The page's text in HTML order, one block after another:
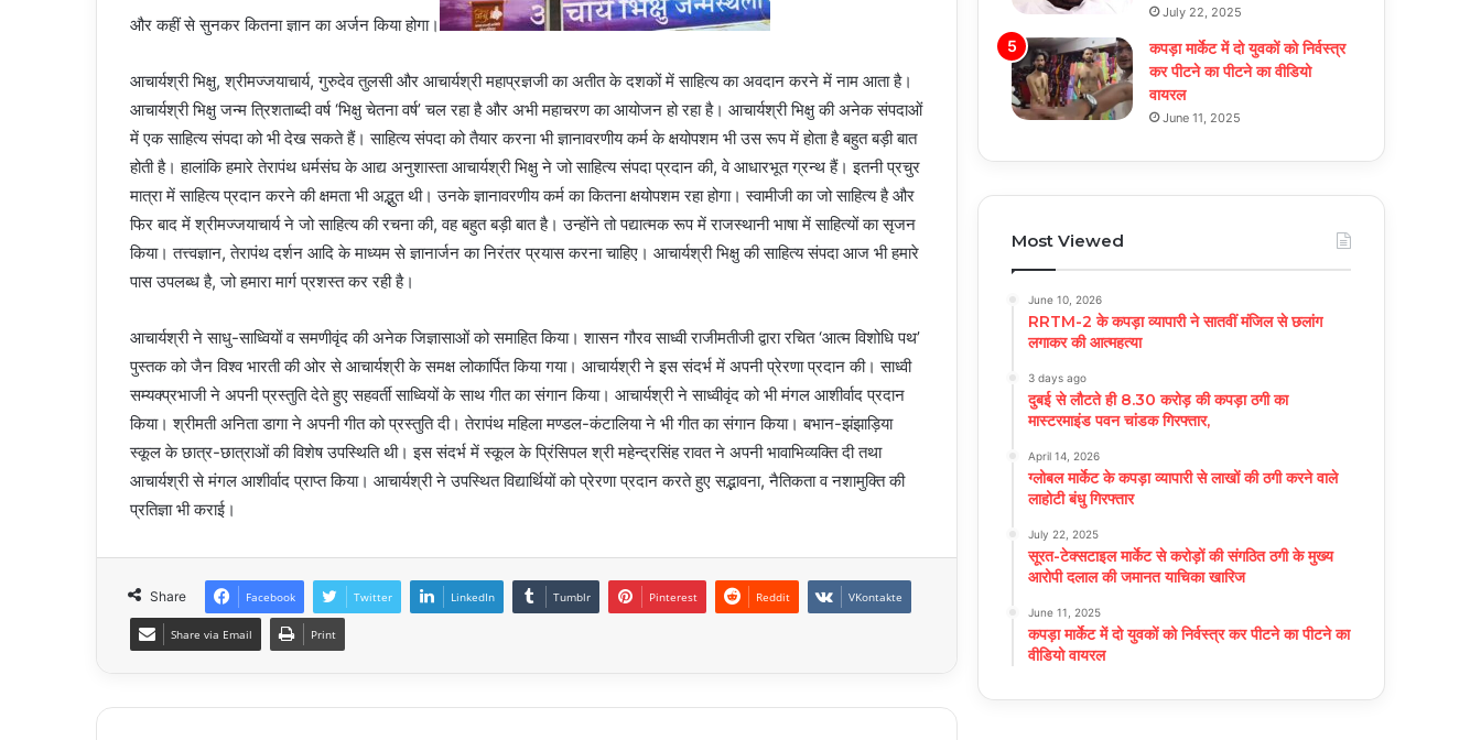
और कहीं से सुनकर कितना ज्ञान का अर्जन किया होगा।
आचार्यश्री भिक्षु, श्रीमज्जयाचार्य, गुरुदेव तुलसी और आचार्यश्री महाप्रज्ञजी का अतीत के दशकों में साहित्य का अवदान करने में नाम आता है।
आचार्यश्री भिक्षु जन्म त्रिशताब्दी वर्ष ‘भिक्षु चेतना वर्ष’ चल रहा है और अभी महाचरण का आयोजन हो रहा है। आचार्यश्री भिक्षु की अनेक संपदाओं
में एक साहित्य संपदा को भी देख सकते हैं। साहित्य संपदा को तैयार करना भी ज्ञानावरणीय कर्म के क्षयोपशम भी उस रूप में होता है बहुत बड़ी बात
होती है। हालांकि हमारे तेरापंथ धर्मसंघ के आद्य अनुशास्ता आचार्यश्री भिक्षु ने जो साहित्य संपदा प्रदान की, वे आधारभूत ग्रन्थ हैं। इतनी प्रचुर
मात्रा में साहित्य प्रदान करने की क्षमता भी अद्भुत थी। उनके ज्ञानावरणीय कर्म का कितना क्षयोपशम रहा होगा। स्वामीजी का जो साहित्य है और
फिर बाद में श्रीमज्जयाचार्य ने जो साहित्य की रचना की, वह बहुत बड़ी बात है। उन्होंने तो पद्यात्मक रूप में राजस्थानी भाषा में साहित्यों का सृजन
किया। तत्त्वज्ञान, तेरापंथ दर्शन आदि के माध्यम से ज्ञानार्जन का निरंतर प्रयास करना चाहिए। आचार्यश्री भिक्षु की साहित्य संपदा आज भी हमारे
पास उपलब्ध है, जो हमारा मार्ग प्रशस्त कर रही है।
आचार्यश्री ने साधु-साध्वियों व समणीवृंद की अनेक जिज्ञासाओं को समाहित किया। शासन गौरव साध्वी राजीमतीजी द्वारा रचित ‘आत्म विशोधि पथ’
पुस्तक को जैन विश्व भारती की ओर से आचार्यश्री के समक्ष लोकार्पित किया गया। आचार्यश्री ने इस संदर्भ में अपनी प्रेरणा प्रदान की। साध्वी
सम्यक्प्रभाजी ने अपनी प्रस्तुति देते हुए सहवर्ती साध्वियों के साथ गीत का संगान किया। आचार्यश्री ने साध्वीवृंद को भी मंगल आशीर्वाद प्रदान
किया। श्रीमती अनिता डागा ने अपनी गीत को प्रस्तुति दी। तेरापंथ महिला मण्डल-कंटालिया ने भी गीत का संगान किया। बभान-झंझाड़िया
स्कूल के छात्र-छात्राओं की विशेष उपस्थिति थी। इस संदर्भ में स्कूल के प्रिंसिपल श्री महेन्द्रसिंह रावत ने अपनी भावाभिव्यक्ति दी तथा
आचार्यश्री से मंगल आशीर्वाद प्राप्त किया। आचार्यश्री ने उपस्थित विद्यार्थियों को प्रेरणा प्रदान करते हुए सद्भावना, नैतिकता व नशामुक्ति की
प्रतिज्ञा भी कराई।
Share Facebook Twitter LinkedIn Tumblr Pinterest Reddit VKontakte
Share via Email Print
July 22, 2025
कपड़ा मार्केट में दो युवकों को निर्वस्त्र
कर पीटने का पीटने का वीडियो
वायरल
June 11, 2025
Most Viewed
June 10, 2026
RRTM-2 के कपड़ा व्यापारी ने सातवीं मंजिल से छलांग
लगाकर की आत्महत्या
3 days ago
दुबई से लौटते ही 8.30 करोड़ की कपड़ा ठगी का
मास्टरमाइंड पवन चांडक गिरफ्तार,
April 14, 2026
ग्लोबल मार्केट के कपड़ा व्यापारी से लाखों की ठगी करने वाले
लाहोटी बंधु गिरफ्तार
July 22, 2025
सूरत-टेक्सटाइल मार्केट से करोड़ों की संगठित ठगी के मुख्य
आरोपी दलाल की जमानत याचिका खारिज
June 11, 2025
कपड़ा मार्केट में दो युवकों को निर्वस्त्र कर पीटने का पीटने का
वीडियो वायरल